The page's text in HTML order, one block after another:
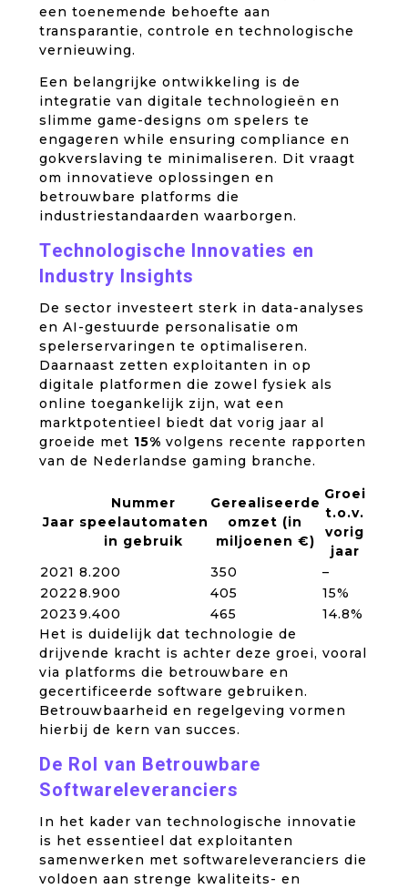
een toenemende behoefte aan
transparantie, controle en technologische
vernieuwing.
Een belangrijke ontwikkeling is de
integratie van digitale technologieën en
slimme game-designs om spelers te
engageren while ensuring compliance en
gokverslaving te minimaliseren. Dit vraagt
om innovatieve oplossingen en
betrouwbare platforms die
industriestandaarden waarborgen.
Technologische Innovaties en
Industry Insights
De sector investeert sterk in data-analyses
en AI-gestuurde personalisatie om
spelerservaringen te optimaliseren.
Daarnaast zetten exploitanten in op
digitale platformen die zowel fysiek als
online toegankelijk zijn, wat een
marktpotentieel biedt dat vorig jaar al
groeide met 15% volgens recente rapporten
van de Nederlandse gaming branche.
Jaar
Nummer
speelautomaten
in gebruik
Gerealiseerde
omzet (in
miljoenen €)
Groei
t.o.v.
vorig
jaar
2021 8.200 350
–
2022 8.900 405
15%
2023 9.400 465
14.8%
Het is duidelijk dat technologie de
drijvende kracht is achter deze groei, vooral
via platforms die betrouwbare en
gecertificeerde software gebruiken.
Betrouwbaarheid en regelgeving vormen
hierbij de kern van succes.
De Rol van Betrouwbare
Softwareleveranciers
In het kader van technologische innovatie
is het essentieel dat exploitanten
samenwerken met softwareleveranciers die
voldoen aan strenge kwaliteits- en